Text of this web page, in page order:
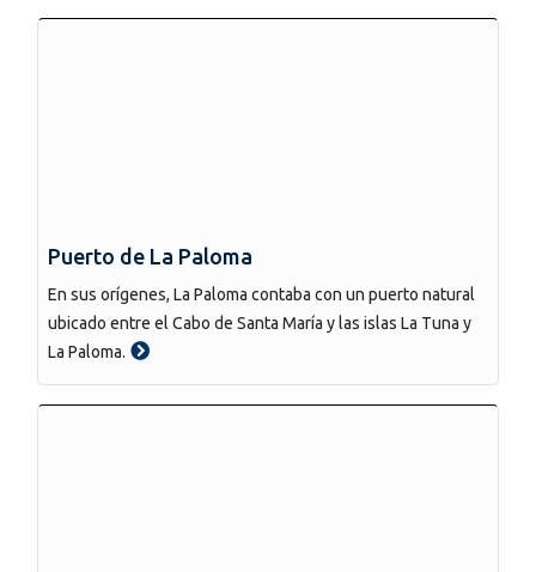
Puerto de La Paloma
En sus orígenes, La Paloma contaba con un puerto natural
ubicado entre el Cabo de Santa María y las islas La Tuna y
La Paloma.